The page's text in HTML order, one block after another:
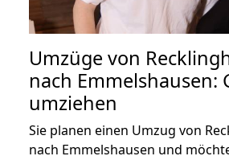
Umzüge von
nach Emmelshausen:
umziehen
Sie planen einen Umzug von
nach Emmelshausen und